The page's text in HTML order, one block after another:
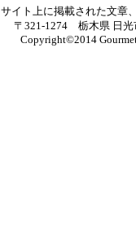
サイト上に掲載された文章
〒321-1274 栃木県 日
Copyright©2014